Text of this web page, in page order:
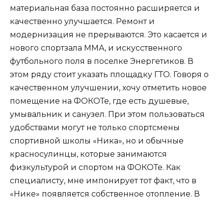
материальная база постоянно расширяется и
качественно улучшается. Ремонт и
модернизация не прерываются. Это касается и
нового спортзала ММА, и искусственного
футбольного поля в поселке Энергетиков. В
этом ряду стоит указать площадку ГТО. Говоря о
качественном улучшении, хочу отметить новое
помещение на ФОКОТе, где есть душевые,
умывальник и санузел. При этом пользоваться
удобствами могут не только спортсмены
спортивной школы «Ника», но и обычные
красносулинцы, которые занимаются
физкультурой и спортом на ФОКОТе. Как
специалисту, мне импонирует тот факт, что в
«Нике» появляется собственное отопление. В